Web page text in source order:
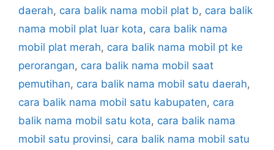
daerah, cara balik nama mobil plat b, cara balik
nama mobil plat luar kota, cara balik nama
mobil plat merah, cara balik nama mobil pt ke
perorangan, cara balik nama mobil saat
pemutihan, cara balik nama mobil satu daerah,
cara balik nama mobil satu kabupaten, cara
balik nama mobil satu kota, cara balik nama
mobil satu provinsi, cara balik nama mobil satu